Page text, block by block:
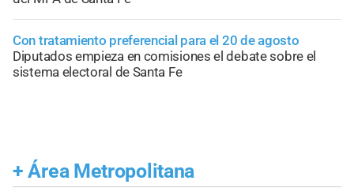
Con tratamiento preferencial para el 20 de agosto
Diputados empieza en comisiones el debate sobre el
sistema electoral de Santa Fe
+ Área Metropolitana